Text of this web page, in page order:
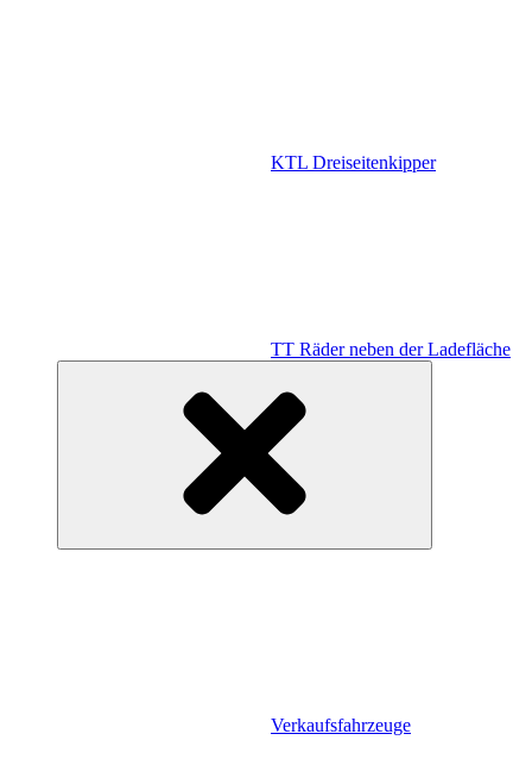
KTL Dreiseitenkipper
TT Räder neben der Ladefläche
Verkaufsfahrzeuge